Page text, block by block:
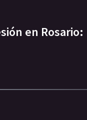
en Rosario: